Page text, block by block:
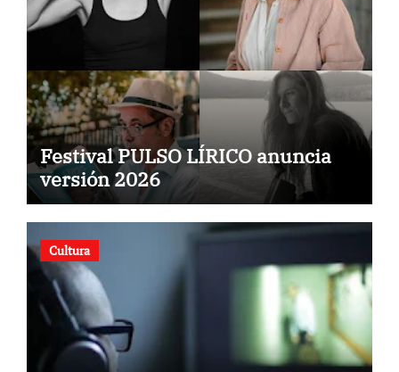
Festival PULSO LÍRICO anuncia
versión 2026
Cultura